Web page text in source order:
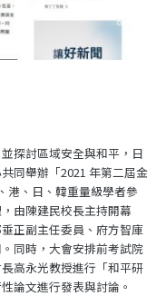
探討區域安全與和平，日
同舉辦「2021 年第二屆金
港、日、韓重量級學者參
由陳建民校長主持開幕
正副主任委員、府方智庫
同時，大會安排前考試院
高永光教授進行「和平研
論文進行發表與討論。